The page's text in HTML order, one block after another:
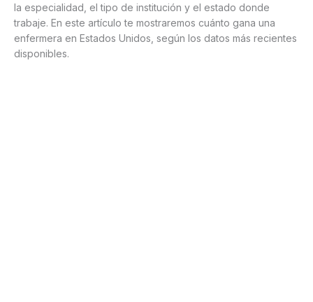
la especialidad, el tipo de institución y el estado donde
trabaje. En este artículo te mostraremos cuánto gana una
enfermera en Estados Unidos, según los datos más recientes
disponibles.